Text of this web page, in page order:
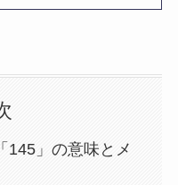
145」の意味とメ